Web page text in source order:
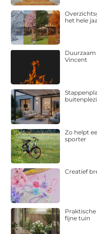
het hele
Vincent
Zo helpt
sporter
Creatief
fijne tuin